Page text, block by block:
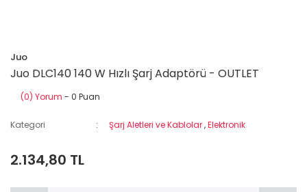
Juo
Juo DLC140 140 W Hızlı Şarj Adaptörü - OUTLET
(0) Yorum - 0 Puan
Kategori Şarj Aletleri ve Kablolar,Elektronik
2.134,80 TL